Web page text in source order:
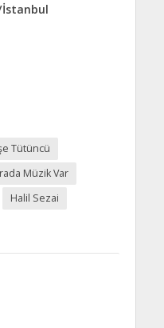
İstanbul
Tütüncü
Müzik Var
Halil Sezai